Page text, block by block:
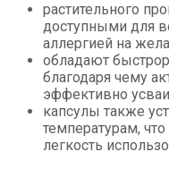
растительного
доступными для
аллергией на
обладают
благодаря чему
эффективно
капсулы также
температурам,
легкость